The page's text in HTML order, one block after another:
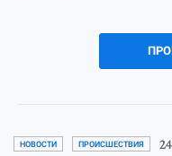
НОВОСТИ ПРОИСШЕСТВИЯ